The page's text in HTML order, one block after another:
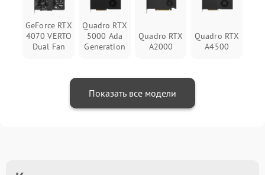
GeForce RTX
4070 VERTO
Dual Fan
Quadro RTX
5000 Ada
Generation
Quadro RTX
A2000
Quadro RTX
A4500
Показать все модели